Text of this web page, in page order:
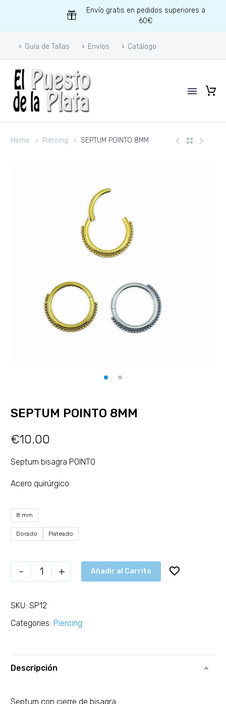
Envío gratis en pedidos superiores a
60€
Guía de Tallas Envíos Catálogo
Home Piercing SEPTUM POINTO 8MM
SEPTUM POINTO 8MM
€10.00
Septum bisagra POINTO
Acero quirúrgico
8 mm
Dorado Plateado
- + Añadir al Carrito
SKU: SP12
Categories: Piercing
Descripción
Septum con cierre de bisagra